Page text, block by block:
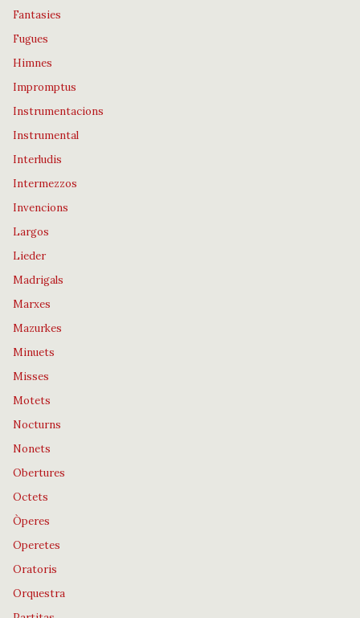
Fantasies
Fugues
Himnes
Impromptus
Instrumentacions
Instrumental
Interludis
Intermezzos
Invencions
Largos
Lieder
Madrigals
Marxes
Mazurkes
Minuets
Misses
Motets
Nocturns
Nonets
Obertures
Octets
Òperes
Operetes
Oratoris
Orquestra